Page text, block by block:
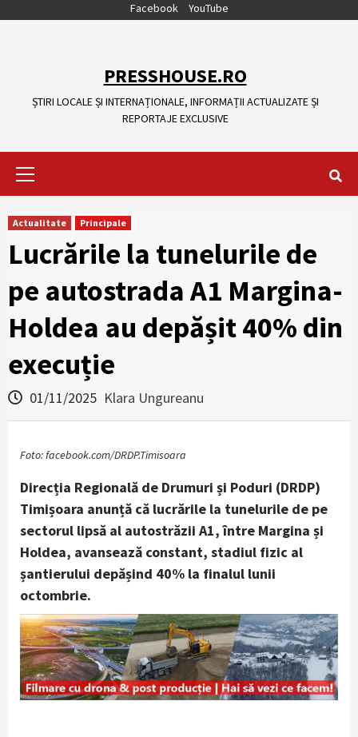
Facebook YouTube
PRESSHOUSE.RO
ȘTIRI LOCALE ȘI INTERNAȚIONALE, INFORMAȚII ACTUALIZATE ȘI
REPORTAJE EXCLUSIVE
Actualitate Principale
Lucrările la tunelurile de
pe autostrada A1 Margina-
Holdea au depășit 40% din
execuție
01/11/2025 Klara Ungureanu
Foto: facebook.com/DRDP.Timisoara
Direcția Regională de Drumuri și Poduri (DRDP)
Timișoara anunță că lucrările la tunelurile de pe
sectorul lipsă al autostrăzii A1, între Margina și
Holdea, avansează constant, stadiul fizic al
șantierului depășind 40% la finalul lunii
octombrie.